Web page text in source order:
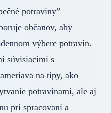
potraviny”
občanov, aby
výbere potravín.
súvisiacimi s
na tipy, ako
potravinami, ale aj
pri spracovaní a